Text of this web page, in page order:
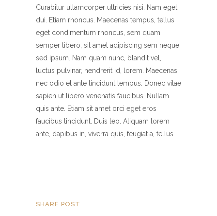
Curabitur ullamcorper ultricies nisi. Nam eget
dui. Etiam rhoncus. Maecenas tempus, tellus
eget condimentum rhoncus, sem quam
semper libero, sit amet adipiscing sem neque
sed ipsum. Nam quam nunc, blandit vel,
luctus pulvinar, hendrerit id, lorem. Maecenas
nec odio et ante tincidunt tempus. Donec vitae
sapien ut libero venenatis faucibus. Nullam
quis ante. Etiam sit amet orci eget eros
faucibus tincidunt. Duis leo. Aliquam lorem
ante, dapibus in, viverra quis, feugiat a, tellus.
SHARE POST